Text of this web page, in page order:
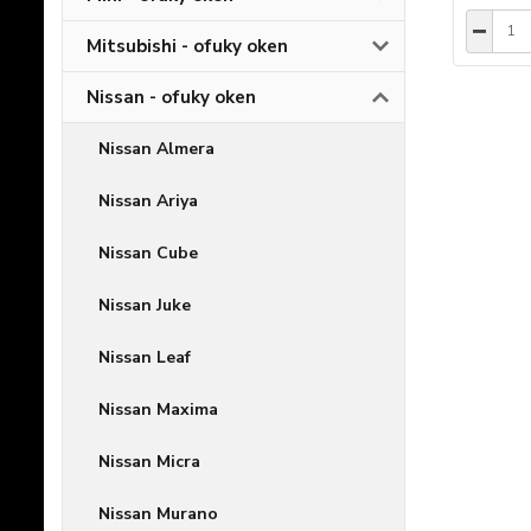
Mitsubishi - ofuky oken
Nissan - ofuky oken
Nissan Almera
Nissan Ariya
Nissan Cube
Nissan Juke
Nissan Leaf
Nissan Maxima
Nissan Micra
Nissan Murano